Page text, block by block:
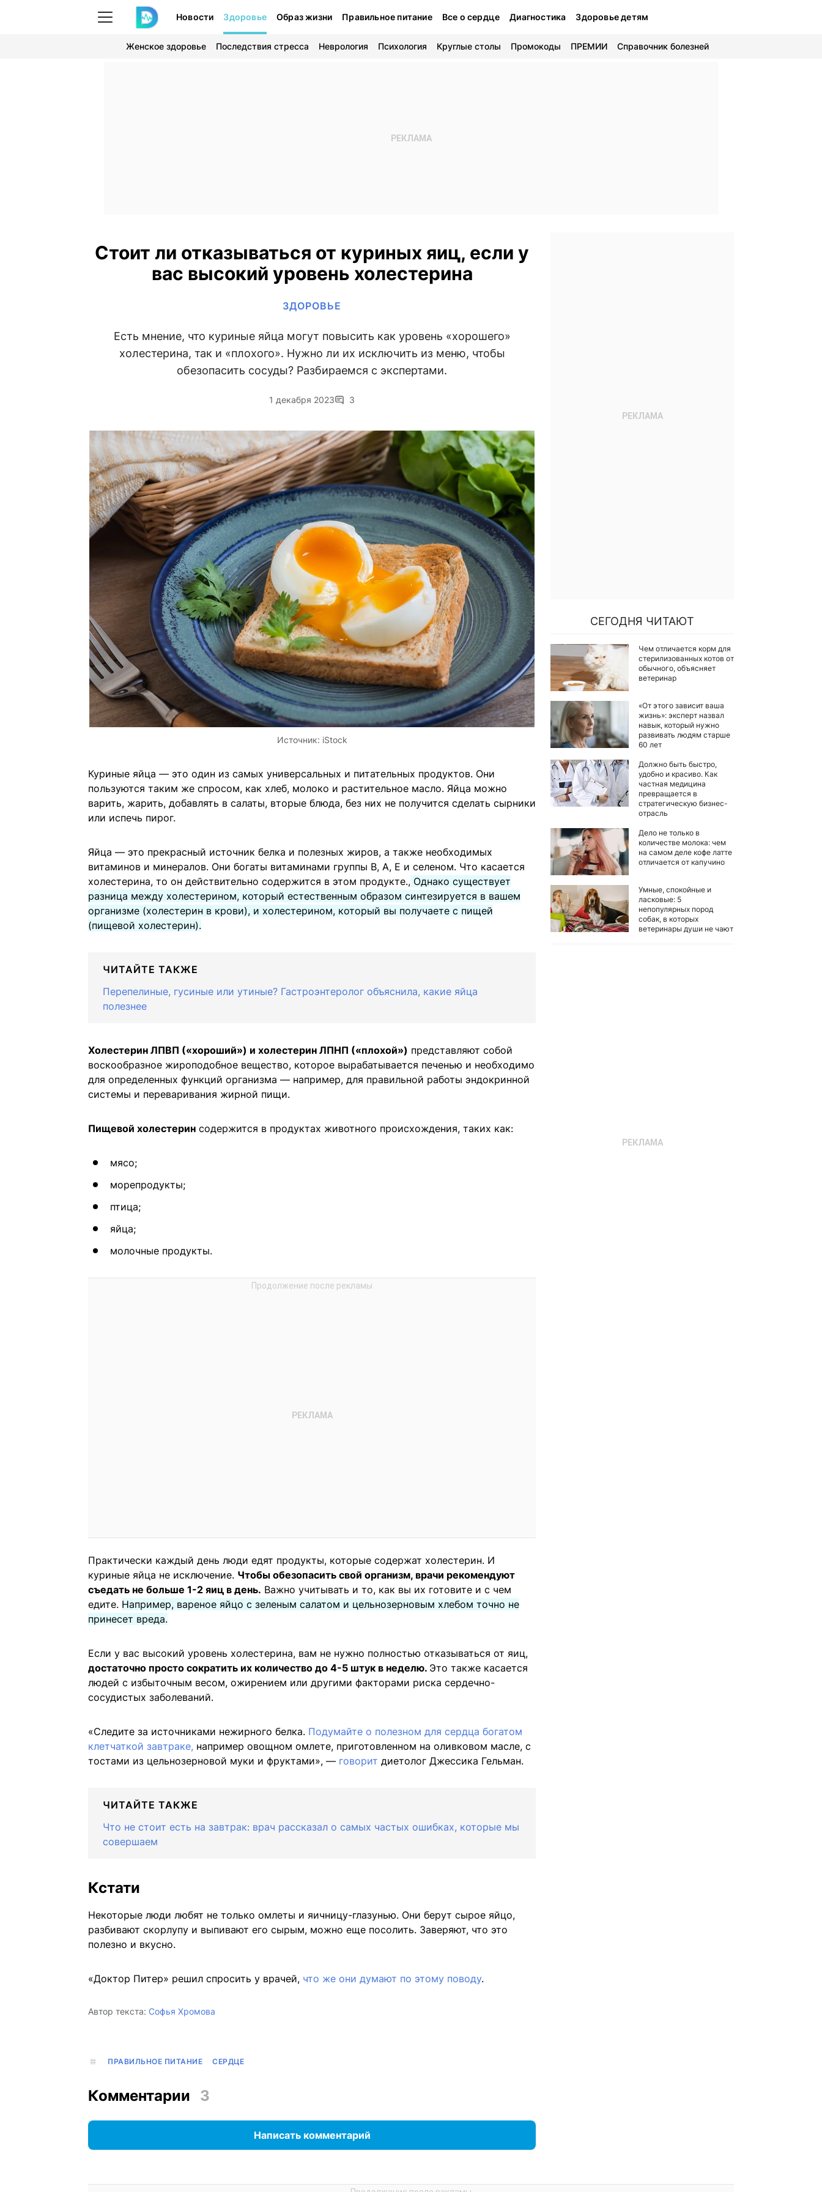
Новости Здоровье Образ жизни Правильное питание Все о сердце Диагностика Здоровье детям
Женское здоровье Последствия стресса Неврология Психология Круглые столы Промокоды ПРЕМИИ Справочник болезней
Стоит ли отказываться от куриных яиц, если у
вас высокий уровень холестерина
ЗДОРОВЬЕ
Есть мнение, что куриные яйца могут повысить как уровень «хорошего»
холестерина, так и «плохого». Нужно ли их исключить из меню, чтобы
обезопасить сосуды? Разбираемся с экспертами.
1 декабря 2023 3
Источник: iStock
Куриные яйца — это один из самых универсальных и питательных продуктов. Они
пользуются таким же спросом, как хлеб, молоко и растительное масло. Яйца можно
варить, жарить, добавлять в салаты, вторые блюда, без них не получится сделать сырники
или испечь пирог.
Яйца — это прекрасный источник белка и полезных жиров, а также необходимых
витаминов и минералов. Они богаты витаминами группы В, А, Е и селеном. Что касается
холестерина, то он действительно содержится в этом продукте., Однако существует
разница между холестерином, который естественным образом синтезируется в вашем
организме (холестерин в крови), и холестерином, который вы получаете с пищей
(пищевой холестерин).
ЧИТАЙТЕ ТАКЖЕ
Перепелиные, гусиные или утиные? Гастроэнтеролог объяснила, какие яйца
полезнее
Холестерин ЛПВП («хороший») и холестерин ЛПНП («плохой») представляют собой
воскообразное жироподобное вещество, которое вырабатывается печенью и необходимо
для определенных функций организма — например, для правильной работы эндокринной
системы и переваривания жирной пищи.
Пищевой холестерин содержится в продуктах животного происхождения, таких как:
мясо;
морепродукты;
птица;
яйца;
молочные продукты.
Практически каждый день люди едят продукты, которые содержат холестерин. И
куриные яйца не исключение. Чтобы обезопасить свой организм, врачи рекомендуют
съедать не больше 1-2 яиц в день. Важно учитывать и то, как вы их готовите и с чем
едите. Например, вареное яйцо с зеленым салатом и цельнозерновым хлебом точно не
принесет вреда.
Если у вас высокий уровень холестерина, вам не нужно полностью отказываться от яиц,
достаточно просто сократить их количество до 4-5 штук в неделю. Это также касается
людей с избыточным весом, ожирением или другими факторами риска сердечно-
сосудистых заболеваний.
«Следите за источниками нежирного белка. Подумайте о полезном для сердца богатом
клетчаткой завтраке, например овощном омлете, приготовленном на оливковом масле, с
тостами из цельнозерновой муки и фруктами», — говорит диетолог Джессика Гельман.
ЧИТАЙТЕ ТАКЖЕ
Что не стоит есть на завтрак: врач рассказал о самых частых ошибках, которые мы
совершаем
Кстати
Некоторые люди любят не только омлеты и яичницу-глазунью. Они берут сырое яйцо,
разбивают скорлупу и выпивают его сырым, можно еще посолить. Заверяют, что это
полезно и вкусно.
«Доктор Питер» решил спросить у врачей, что же они думают по этому поводу.
Автор текста: Софья Хромова
ПРАВИЛЬНОЕ ПИТАНИЕ СЕРДЦЕ
СЕГОДНЯ ЧИТАЮТ
Чем отличается корм для
стерилизованных котов от
обычного, объясняет
ветеринар
«От этого зависит ваша
жизнь»: эксперт назвал
навык, который нужно
развивать людям старше
60 лет
Должно быть быстро,
удобно и красиво. Как
частная медицина
превращается в
стратегическую бизнес-
отрасль
Дело не только в
количестве молока: чем
на самом деле кофе латте
отличается от капучино
Умные, спокойные и
ласковые: 5
непопулярных пород
собак, в которых
ветеринары души не чают
Комментарии 3
Написать комментарий